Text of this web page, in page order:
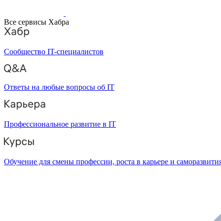
Все сервисы Хабра
Сообщество IT-специалистов
Ответы на любые вопросы об IT
Профессиональное развитие в IT
Обучение для смены профессии, роста в карьере и